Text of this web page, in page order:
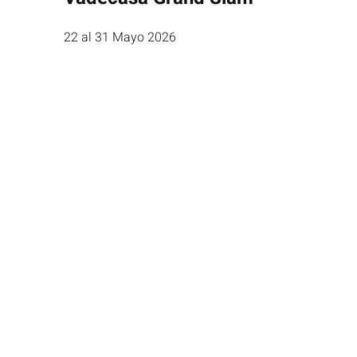
22 al 31 Mayo 2026